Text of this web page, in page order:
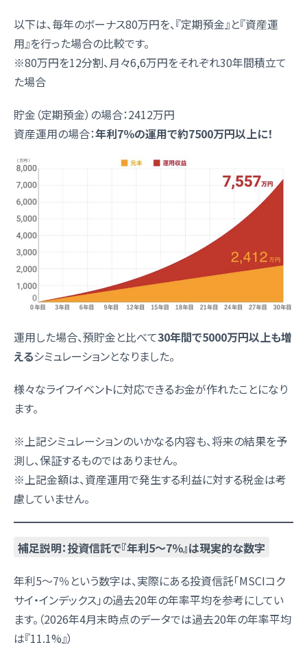
以下は、毎年のボーナス80万円を、『定期預金』と『資産運
用』を行った場合の比較です。
※80万円を12分割、月々6,6万円をそれぞれ30年間積立て
た場合
貯金（定期預金）の場合：2412万円
資産運用の場合：年利7％の運用で約7500万円以上に！
運用した場合、預貯金と比べて30年間で5000万円以上も増
えるシミュレーションとなりました。
様々なライフイベントに対応できるお金が作れたことになり
ます。
※上記シミュレーションのいかなる内容も、将来の結果を予
測し、保証するものではありません。
※上記金額は、資産運用で発生する利益に対する税金は考
慮していません。
補足説明：投資信託で『年利5〜7％』は現実的な数字
年利5〜7％という数字は、実際にある投資信託「MSCIコク
サイ・インデックス」の過去20年の年率平均を参考にしてい
ます。（2026年4月末時点のデータでは過去20年の年率平均
は『11.1%』）